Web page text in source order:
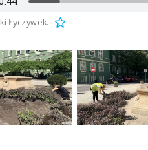
Łyczywek.